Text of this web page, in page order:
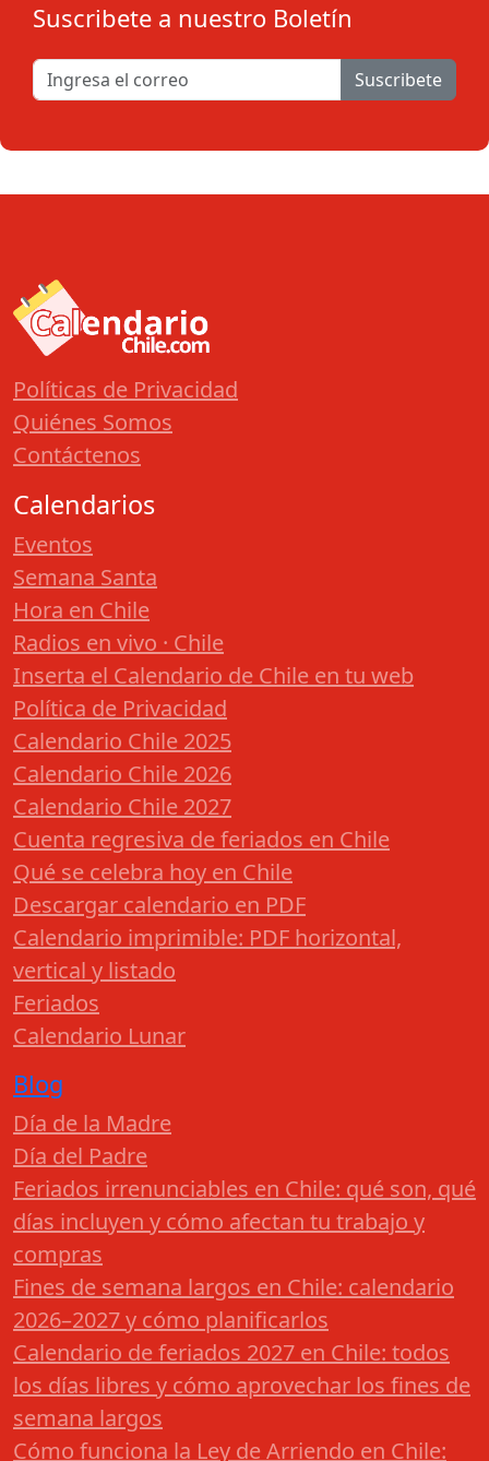
Suscribete a nuestro Boletín
Suscribete
Políticas de Privacidad
Quiénes Somos
Contáctenos
Calendarios
Eventos
Semana Santa
Hora en Chile
Radios en vivo · Chile
Inserta el Calendario de Chile en tu web
Política de Privacidad
Calendario Chile 2025
Calendario Chile 2026
Calendario Chile 2027
Cuenta regresiva de feriados en Chile
Qué se celebra hoy en Chile
Descargar calendario en PDF
Calendario imprimible: PDF horizontal,
vertical y listado
Feriados
Calendario Lunar
Blog
Día de la Madre
Día del Padre
Feriados irrenunciables en Chile: qué son, qué
días incluyen y cómo afectan tu trabajo y
compras
Fines de semana largos en Chile: calendario
2026–2027 y cómo planificarlos
Calendario de feriados 2027 en Chile: todos
los días libres y cómo aprovechar los fines de
semana largos
Cómo funciona la Ley de Arriendo en Chile: